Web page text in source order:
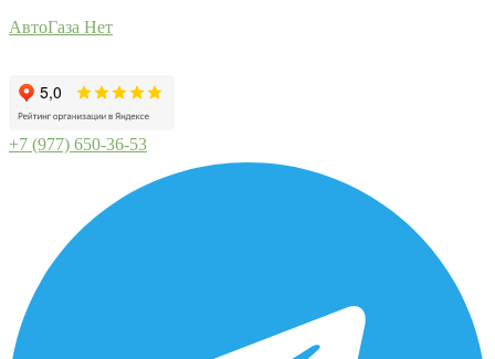
АвтоГаза Нет
+7 (977) 650-36-53